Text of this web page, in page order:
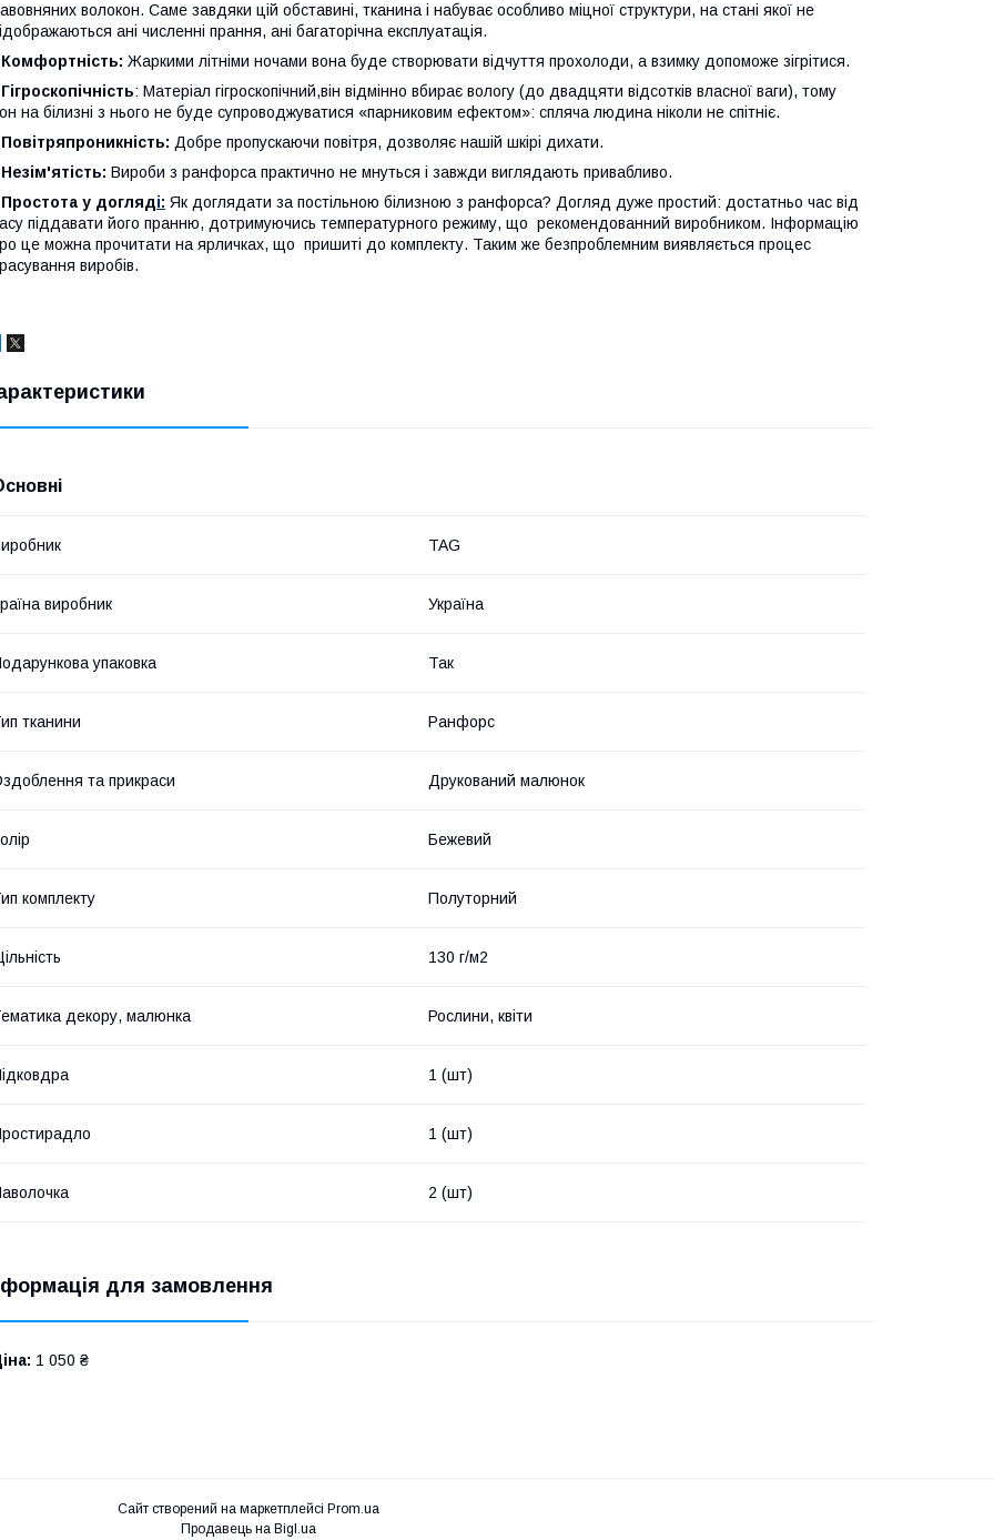
волокон. Саме завдяки цій обставині, тканина і набуває особливо міцної структури, на стані якої не
ані численні прання, ані багаторічна експлуатація.
Комфортність: Жаркими літніми ночами вона буде створювати відчуття прохолоди, а взимку допоможе зігрітися.
Гігроскопічність: Матеріал гігроскопічний,він відмінно вбирає вологу (до двадцяти відсотків власної ваги), тому
на білизні з нього не буде супроводжуватися «парниковим ефектом»: спляча людина ніколи не спітніє.
Повітряпроникність: Добре пропускаючи повітря, дозволяє нашій шкірі дихати.
Незім'ятість: Вироби з ранфорса практично не мнуться і завжди виглядають привабливо.
Простота у догляді: Як доглядати за постільною білизною з ранфорса? Догляд дуже простий: достатньо час від
піддавати його пранню, дотримуючись температурного режиму, що рекомендованний виробником. Інформацію
це можна прочитати на ярличках, що пришиті до комплекту. Таким же безпроблемним виявляється процес
виробів.
TAG
виробник Україна
упаковка Так
тканини Ранфорс
та прикраси Друкований малюнок
Бежевий
комплекту Полуторний
130 г/м2
декору, малюнка Рослини, квіти
1 (шт)
1 (шт)
2 (шт)
для замовлення
1 050 ₴
Сайт створений на маркетплейсі Prom.ua
Продавець на Bigl.ua